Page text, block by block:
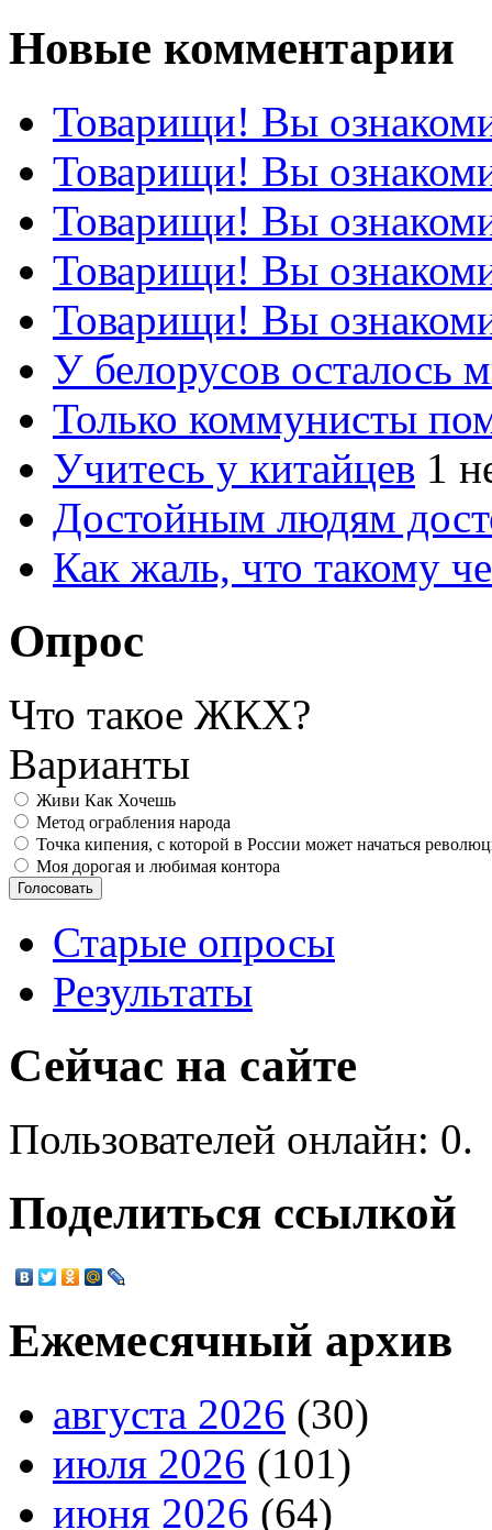
Новые комментарии
Товарищи! Вы
Товарищи! Вы
Товарищи! Вы
Товарищи! Вы
Товарищи! Вы
У белорусов осталось
Только коммунисты
Учитесь у китайцев 1
Достойным людям
Как жаль, что такому
Опрос
Что такое ЖКХ?
Варианты
Живи Как Хочешь
Метод ограбления народа
Точка кипения, с которой в России может начаться
Моя дорогая и любимая контора
Старые опросы
Результаты
Сейчас на сайте
Пользователей онлайн: 0.
Поделиться ссылкой
Ежемесячный архив
августа 2026 (30)
июля 2026 (101)
июня 2026 (64)